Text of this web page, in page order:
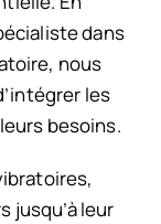
dans
nous
les
besoins.
jusqu’à leur